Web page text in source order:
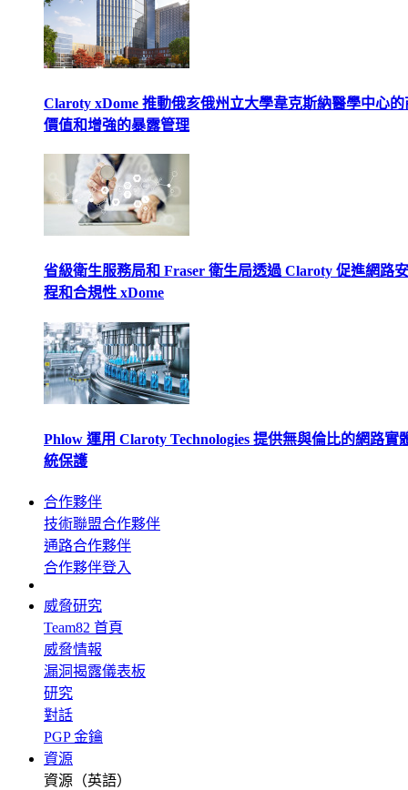
Claroty xDome 推動俄亥俄州立大學韋克斯納醫學中心的
價值和增強的暴露管理
省級衛生服務局和 Fraser 衛生局透過 Claroty 促進網路
程和合規性 xDome
Phlow 運用 Claroty Technologies 提供無與倫比的網路實
統保護
合作夥伴
技術聯盟合作夥伴
通路合作夥伴
合作夥伴登入
威脅研究
Team82 首頁
威脅情報
漏洞揭露儀表板
研究
對話
PGP 金鑰
資源
資源（英語）